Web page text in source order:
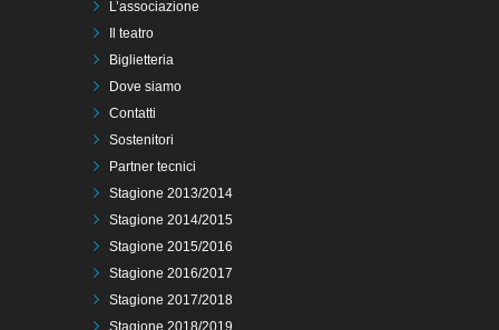
L’associazione
Il teatro
Biglietteria
Dove siamo
Contatti
Sostenitori
Partner tecnici
Stagione 2013/2014
Stagione 2014/2015
Stagione 2015/2016
Stagione 2016/2017
Stagione 2017/2018
Stagione 2018/2019